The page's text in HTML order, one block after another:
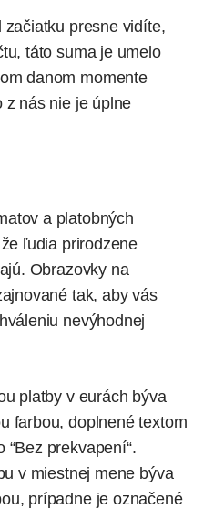
presne vidíte,
táto suma je umelo
danom momente
z nás nie je úplne
a platobných
ľudia prirodzene
Obrazovky na
tak, aby vás
nevýhodnej
platby v eurách býva
farbou, doplnené textom
“Bez prekvapení“.
v miestnej mene býva
prípadne je označené